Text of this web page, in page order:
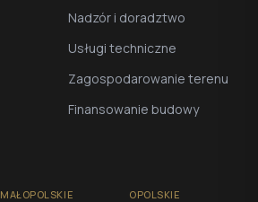
Nadzór i doradztwo
Usługi techniczne
Zagospodarowanie terenu
Finansowanie budowy
MAŁOPOLSKIE OPOLSKIE